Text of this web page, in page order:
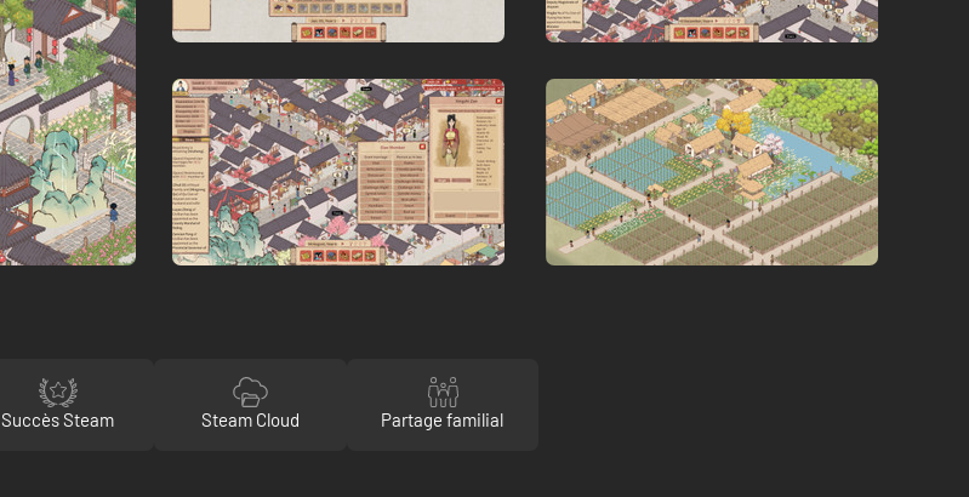
Succès Steam Steam Cloud Partage familial